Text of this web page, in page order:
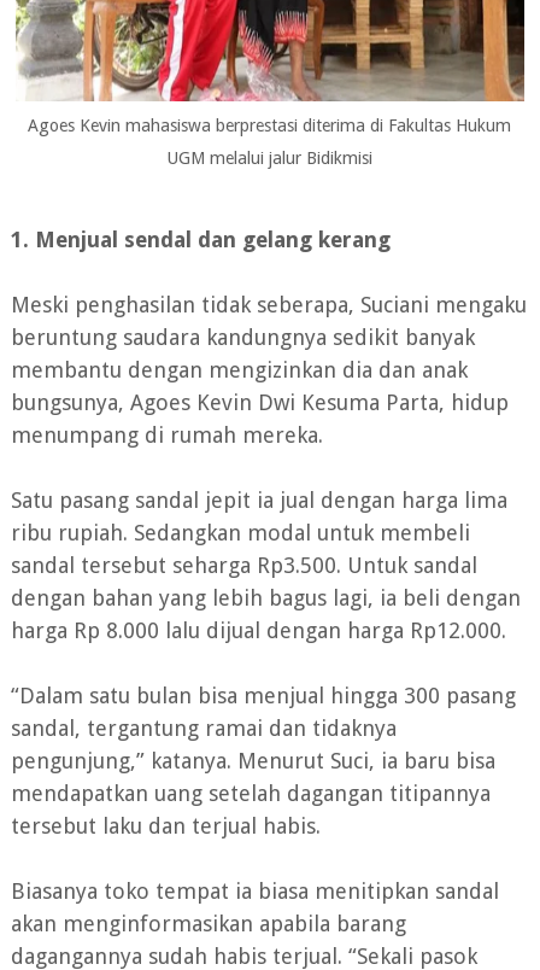
Agoes Kevin mahasiswa berprestasi diterima di Fakultas Hukum
UGM melalui jalur Bidikmisi
1. Menjual sendal dan gelang kerang
Meski penghasilan tidak seberapa, Suciani mengaku
beruntung saudara kandungnya sedikit banyak
membantu dengan mengizinkan dia dan anak
bungsunya, Agoes Kevin Dwi Kesuma Parta, hidup
menumpang di rumah mereka.
Satu pasang sandal jepit ia jual dengan harga lima
ribu rupiah. Sedangkan modal untuk membeli
sandal tersebut seharga Rp3.500. Untuk sandal
dengan bahan yang lebih bagus lagi, ia beli dengan
harga Rp 8.000 lalu dijual dengan harga Rp12.000.
“Dalam satu bulan bisa menjual hingga 300 pasang
sandal, tergantung ramai dan tidaknya
pengunjung,” katanya. Menurut Suci, ia baru bisa
mendapatkan uang setelah dagangan titipannya
tersebut laku dan terjual habis.
Biasanya toko tempat ia biasa menitipkan sandal
akan menginformasikan apabila barang
dagangannya sudah habis terjual. “Sekali pasok